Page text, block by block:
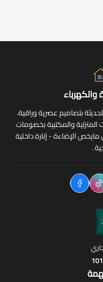
والكهرباء
بتصاميم عصرية وراقية،
والمكتبية بخصومات
الإضاءة - إنارة داخلية
.